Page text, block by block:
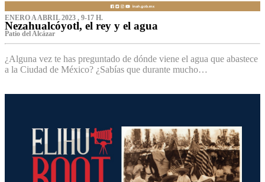
ENERO A ABRIL 2023 , 9-17 H.
Nezahualcóyotl, el rey y el agua
Patio del Alcázar
¿Alguna vez te has preguntado de dónde viene el agua que abastece
a la Ciudad de México? ¿Sabías que durante mucho…